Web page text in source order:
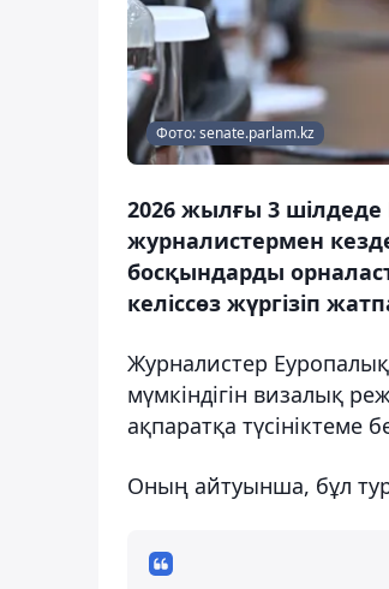
Фото: senate.parlam.kz
2026 жылғы 3
журналистермен
босқындарды
келіссөз жүргізіп
Журналистер
мүмкіндігін визалық
ақпаратқа түсініктеме
Оның айтуынша, бұл